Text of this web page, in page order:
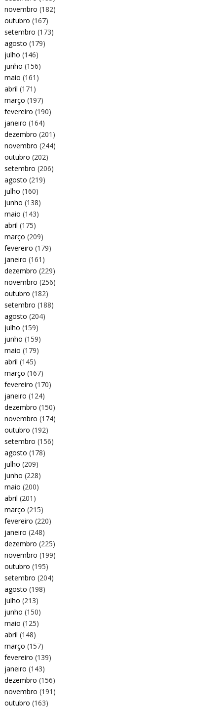
novembro (182)
outubro (167)
setembro (173)
agosto (179)
julho (146)
junho (156)
maio (161)
abril (171)
março (197)
fevereiro (190)
janeiro (164)
dezembro (201)
novembro (244)
outubro (202)
setembro (206)
agosto (219)
julho (160)
junho (138)
maio (143)
abril (175)
março (209)
fevereiro (179)
janeiro (161)
dezembro (229)
novembro (256)
outubro (182)
setembro (188)
agosto (204)
julho (159)
junho (159)
maio (179)
abril (145)
março (167)
fevereiro (170)
janeiro (124)
dezembro (150)
novembro (174)
outubro (192)
setembro (156)
agosto (178)
julho (209)
junho (228)
maio (200)
abril (201)
março (215)
fevereiro (220)
janeiro (248)
dezembro (225)
novembro (199)
outubro (195)
setembro (204)
agosto (198)
julho (213)
junho (150)
maio (125)
abril (148)
março (157)
fevereiro (139)
janeiro (143)
dezembro (156)
novembro (191)
outubro (163)